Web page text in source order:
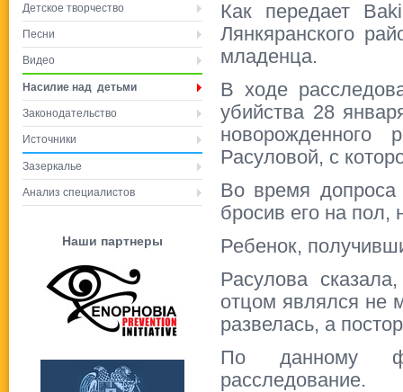
Детское творчество
Песни
Видео
Насилие над детьми
Законодательство
Источники
Зазеркалье
Анализ специалистов
Наши партнеры
Как передает
Лянкяранского
младенца.
В ходе
убийства 28
Расуловой, с
Во время допроса
бросив его на пол,
Ребенок,
Расулова
отцом являлся не
развелась, а
По данному
расследование.